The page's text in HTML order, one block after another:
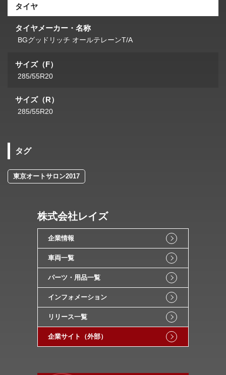
タイヤ
タイヤメーカー・名称
BGグッドリッチ オールテレーンT/A
サイズ（F）
285/55R20
サイズ（R）
285/55R20
タグ
東京オートサロン2017
株式会社レイズ
企業情報
車両一覧
パーツ・用品一覧
インフォメーション
リリース一覧
企業サイト（外部）